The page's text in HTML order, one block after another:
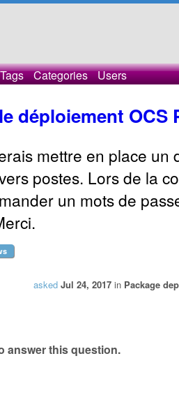
Tags Categories Users
déploiement OCS
mettre en place un
postes. Lors de la
un mots de
asked Jul 24, 2017 in Package
answer this question.